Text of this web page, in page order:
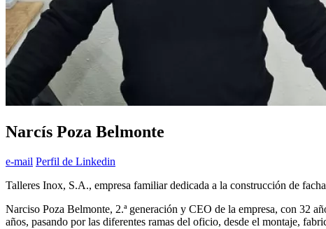
Narcís Poza Belmonte
e-mail Perfil de Linkedin
Talleres Inox, S.A., empresa familiar dedicada a la construcción de
Narciso Poza Belmonte, 2.ª generación y CEO de la empresa, con 32
años, pasando por las diferentes ramas del oficio, desde el montaje,